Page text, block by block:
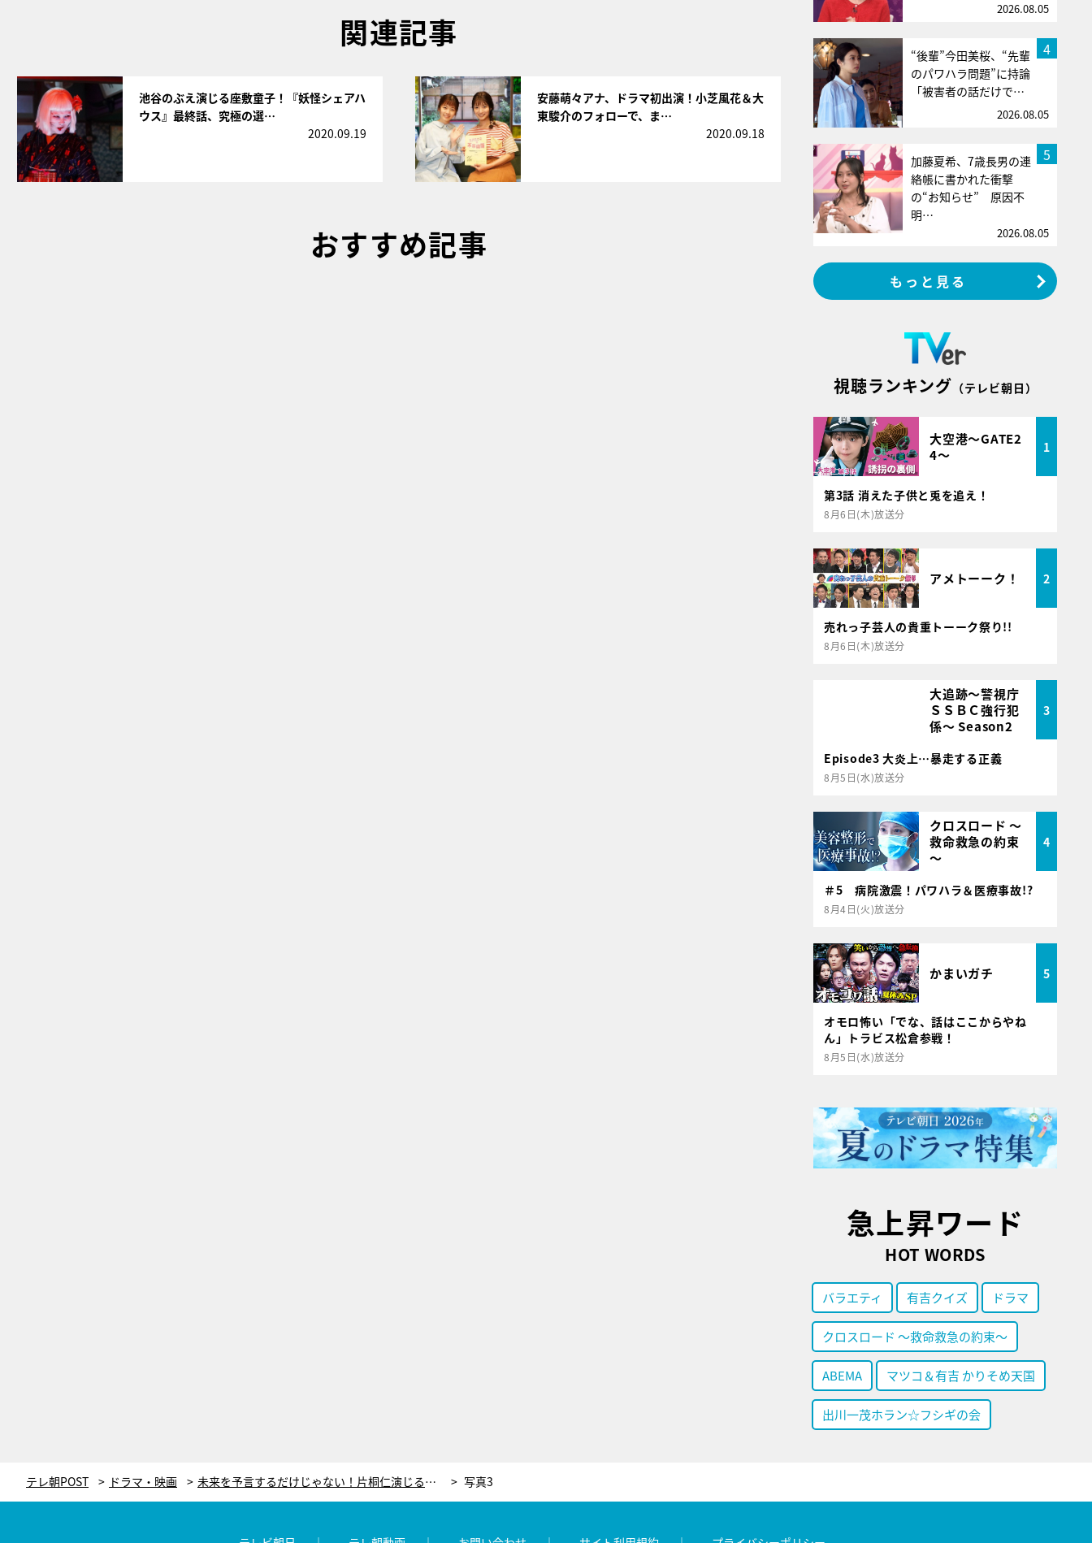
関連記事
池谷のぶえ演じる座敷童子！『妖怪シェアハ
ウス』最終話、究極の選…
2020.09.19
安藤萌々アナ、ドラマ初出演！小芝風花＆大
東駿介のフォローで、ま…
2020.09.18
おすすめ記事
2026.08.05
4
“後輩”今田美桜、“先輩
のパワハラ問題”に持論
「被害者の話だけで…
2026.08.05
5
加藤夏希、7歳長男の連
絡帳に書かれた衝撃
の“お知らせ” 原因不
明…
2026.08.05
もっと見る
視聴ランキング （テレビ朝日）
大空港～GATE2
4～
1
第3話 消えた子供と兎を追え！
8月6日(木)放送分
アメトーーク！ 2
売れっ子芸人の貴重トーーク祭り!!
8月6日(木)放送分
大追跡～警視庁
ＳＳＢＣ強行犯
係～ Season2
3
Episode3 大炎上…暴走する正義
8月5日(水)放送分
クロスロード ～
救命救急の約束
～
4
＃5 病院激震！パワハラ＆医療事故!?
8月4日(火)放送分
かまいガチ 5
オモロ怖い「でな、話はここからやね
ん」トラビス松倉参戦！
8月5日(水)放送分
急上昇ワード
HOT WORDS
バラエティ 有吉クイズ ドラマ
クロスロード ～救命救急の約束～
ABEMA マツコ＆有吉 かりそめ天国
出川一茂ホラン☆フシギの会
テレ朝POST ドラマ・映画 未来を予言するだけじゃない！片桐仁演じる話題の妖怪「アマビエ」が“神々しい姿”で登場＜妖怪シェアハウス＞ 写真3